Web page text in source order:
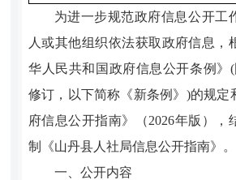
为进一步规范政府信息公开工
人或其他组织依法获取政府信息，
华人民共和国政府信息公开条例》
修订，以下简称《新条例》)的规定
府信息公开指南》（2026年版），
制《山丹县人社局信息公开指南》。
一、公开内容